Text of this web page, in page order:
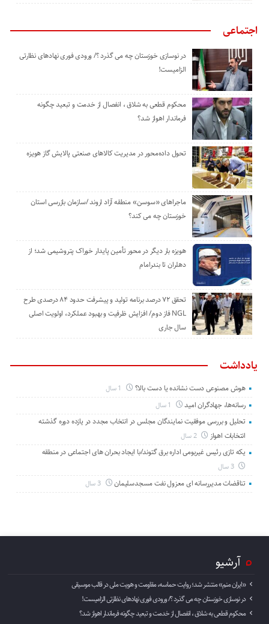
اجتماعی
در نوسازی خوزستان چه می گذرد ؟/ ورودی فوری نهادهای نظارتی
الزامیست!
محکوم قطعی به شلاق ، انفصال از خدمت و تبعید چگونه
فرماندار اهواز شد؟
تحول داده‌محور در مدیریت کالاهای صنعتی پالایش گاز هویزه
ماجراهای «سوسن» منطقه آزاد اروند /سازمان بازرسی استان
خوزستان چه می کند؟
هویزه بار دیگر در محور تأمین پایدار خوراک پتروشیمی شد؛ از
دهلران تا بندرامام
تحقق ۷۲ درصد برنامه تولید و پیشرفت حدود ۸۴ درصدی طرح
NGL فاز دوم/ افزایش ظرفیت و بهبود عملکرد، اولویت اصلی
سال جاری
یادداشت
هوش مصنوعی دست نشانده یا دست بالا؟
رسانه‌ها، جهادگران امید
تحلیل و بررسی موفقیت نمایندگان مجلس در انتخاب مجدد در یازده دوره گذشته
انتخابات اهواز
2 سال
یکه تازی رئیس غیربومی اداره برق گتوند/با ایجاد بحران های اجتماعی در منطقه
3 سال
تناقضات مدیررسانه ای معزول نفت مسجدسلیمان 3 سال
آرشیو
«ایران منم» منتشر شد؛ روایت حماسه، مقاومت و هویت ملی در قالب موسیقی
در نوسازی خوزستان چه می گذرد ؟/ ورودی فوری نهادهای نظارتی الزامیست!
محکوم قطعی به شلاق ، انفصال از خدمت و تبعید چگونه فرماندار اهواز شد؟